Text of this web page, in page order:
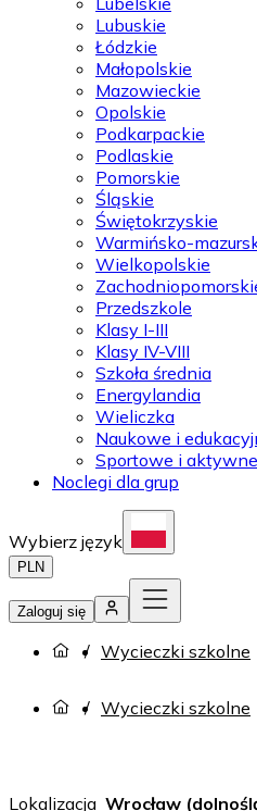
Lubuskie
Łódzkie
Małopolskie
Mazowieckie
Opolskie
Podkarpackie
Podlaskie
Pomorskie
Śląskie
Świętokrzyskie
Warmińsko-
Wielkopolskie
Przedszkole
Klasy I-III
Klasy IV-VIII
Szkoła średnia
Energylandia
Wieliczka
Naukowe i
Sportowe i aktywne
Noclegi dla grup
Wybierz język
PLN
Zaloguj się
Wycieczki szkolne
Wycieczki szkolne
Lokalizacja Wrocław